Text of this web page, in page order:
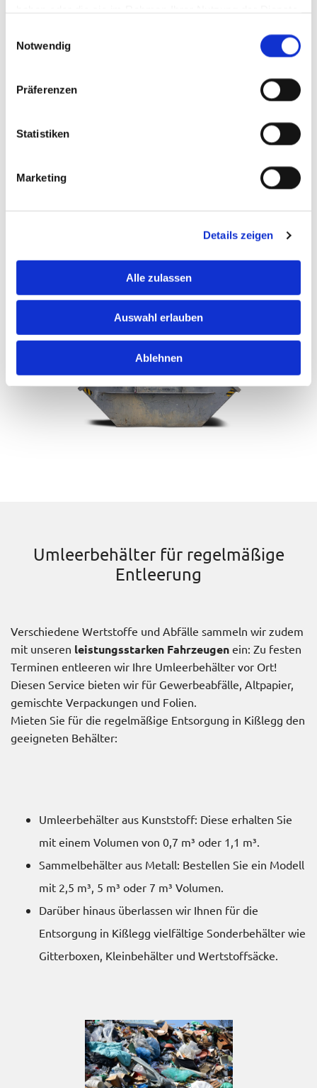
Notwendig
Präferenzen
Statistiken
Marketing
Details zeigen
Alle zulassen
Auswahl erlauben
Ablehnen
beiden Modelle bieten wir alternativ mit Deckel.
gemischte Verpackungen: Bestellen Sie diese
Sie wollen über einen längeren Zeitraum unsere
diesem Fall organisieren wir für Sie auch
Container
Umleerbehälter für regelmäßige
Entleerung
Verschiedene Wertstoffe und Abfälle sammeln wir zudem
mit unseren leistungsstarken Fahrzeugen ein: Zu festen
Terminen entleeren wir Ihre Umleerbehälter vor Ort!
Diesen Service bieten wir für Gewerbeabfälle, Altpapier,
gemischte Verpackungen und Folien.
Mieten Sie für die regelmäßige Entsorgung in Kißlegg den
geeigneten Behälter:
Umleerbehälter aus Kunststoff: Diese erhalten Sie
mit einem Volumen von 0,7 m³ oder 1,1 m³.
Sammelbehälter aus Metall: Bestellen Sie ein Modell
mit 2,5 m³, 5 m³ oder 7 m³ Volumen.
Darüber hinaus überlassen wir Ihnen für die
Entsorgung in Kißlegg vielfältige Sonderbehälter wie
Gitterboxen, Kleinbehälter und Wertstoffsäcke.